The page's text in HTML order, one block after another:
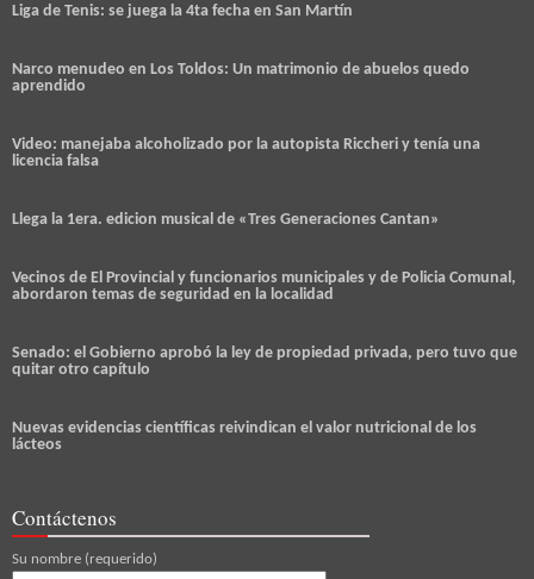
Liga de Tenis: se juega la 4ta fecha en San Martín
Narco menudeo en Los Toldos: Un matrimonio de abuelos quedo
aprendido
Video: manejaba alcoholizado por la autopista Riccheri y tenía una
licencia falsa
Llega la 1era. edicion musical de «Tres Generaciones Cantan»
Vecinos de El Provincial y funcionarios municipales y de Policia Comunal,
abordaron temas de seguridad en la localidad
Senado: el Gobierno aprobó la ley de propiedad privada, pero tuvo que
quitar otro capítulo
Nuevas evidencias científicas reivindican el valor nutricional de los
lácteos
Contáctenos
Su nombre (requerido)